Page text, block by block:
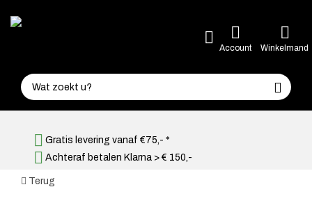
Account Winkelmand
Gratis levering vanaf €75,- *
Achteraf betalen Klarna > € 150,-
Terug